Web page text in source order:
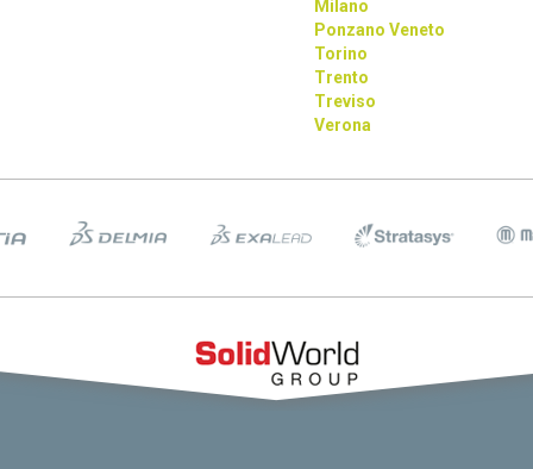
Milano
Ponzano Veneto
Torino
Trento
Treviso
Verona